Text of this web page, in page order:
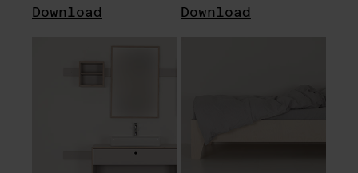
Download Download